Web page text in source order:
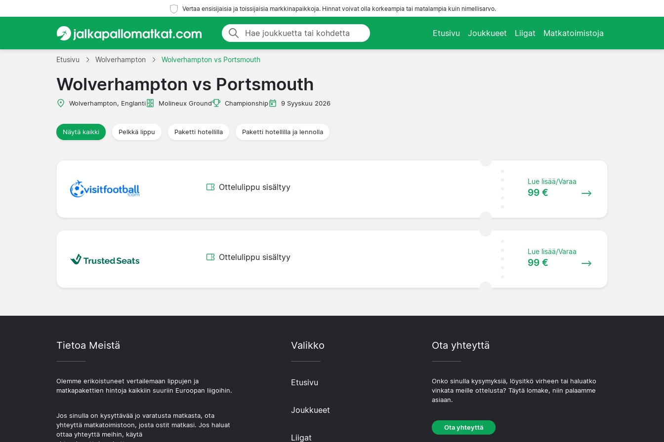
Vertaa ensisijaisia ja toissijaisia markkinapaikkoja. Hinnat voivat olla korkeampia tai matalampia kuin nimellisarvo.
Etusivu Joukkueet Liigat Matkatoimistoja
Etusivu Wolverhampton Wolverhampton vs Portsmouth
Wolverhampton vs Portsmouth
Wolverhampton, Englanti Molineux Ground Championship 9 Syyskuu 2026
Näytä kaikki Pelkkä lippu Paketti hotellilla Paketti hotellilla ja lennolla
Ottelulippu sisältyy
Lue lisää/Varaa
99 €
Ottelulippu sisältyy
Lue lisää/Varaa
99 €
Tietoa Meistä
Olemme erikoistuneet vertailemaan lippujen ja
matkapakettien hintoja kaikkiin suuriin Euroopan liigoihin.
Jos sinulla on kysyttävää jo varatusta matkasta, ota
yhteyttä matkatoimistoon, josta ostit matkasi. Jos haluat
ottaa yhteyttä meihin, käytä
Valikko
Etusivu
Joukkueet
Liigat
Ota yhteyttä
Onko sinulla kysymyksiä, löysitkö virheen tai haluatko
vinkata meille ottelusta? Täytä lomake, niin palaamme
asiaan.
Ota yhteyttä